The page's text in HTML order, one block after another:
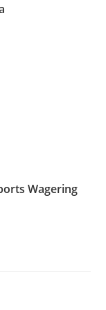
Wagering